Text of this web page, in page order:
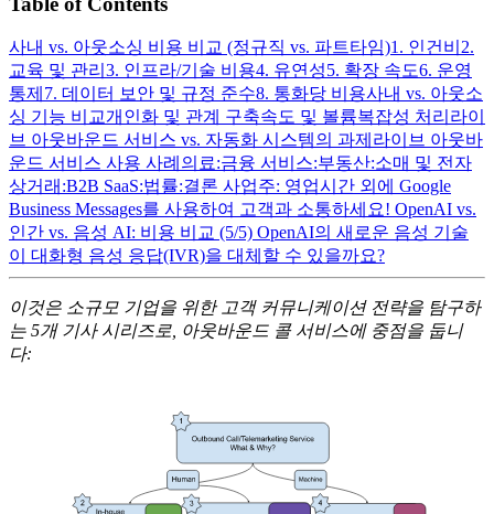
사내 vs. 아웃소싱 비용 비교 (정규직 vs. 파트타임)1. 인건비 2.
교육 및 관리 3. 인프라/기술 비용4. 유연성5. 확장 속도6. 운영
통제 7. 데이터 보안 및 규정 준수8. 통화당 비용사내 vs. 아웃소
싱 기능 비교개인화 및 관계 구축속도 및 볼륨복잡성 처리 라이
브 아웃바운드 서비스 vs. 자동화 시스템의 과제 라이브 아웃바
운드 서비스 사용 사례 의료:금융 서비스:부동산:소매 및 전자
상거래:B2B SaaS:법률:결론 사업주: 영업시간 외에 Google
Business Messages를 사용하여 고객과 소통하세요! OpenAI vs.
인간 vs. 음성 AI: 비용 비교 (5/5) OpenAI의 새로운 음성 기술
이 대화형 음성 응답(IVR)을 대체할 수 있을까요?
이것은 소규모 기업을 위한 고객 커뮤니케이션 전략을 탐구하
는 5개 기사 시리즈로, 아웃바운드 콜 서비스에 중점을 둡니
다: